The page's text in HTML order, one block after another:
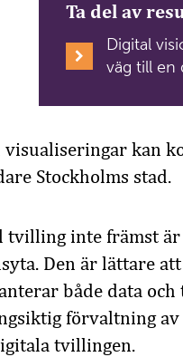
Ta del av
Digital
väg till en
visualiseringar kan
Stockholms stad.
tvilling inte främst är
Den är lättare
både data och
förvaltning av
tvillingen.